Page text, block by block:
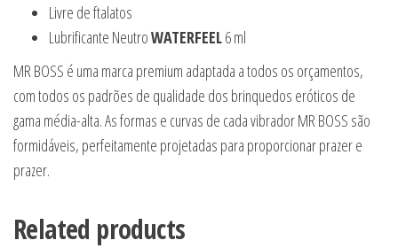
Livre de ftalatos
Lubrificante NeutroWATERFEEL6 ml
MR BOSS é uma marca premium adaptada a todos os orçamentos,
com todos os padrões de qualidade dos brinquedos eróticos de
gama média-alta. As formas e curvas de cada vibrador MR BOSS são
formidáveis, perfeitamente projetadas para proporcionar prazer e
prazer.
Related products